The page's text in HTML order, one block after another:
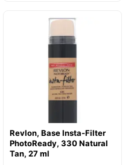
Revlon, Base Insta-Filter
PhotoReady, 330 Natural
Tan, 27 ml